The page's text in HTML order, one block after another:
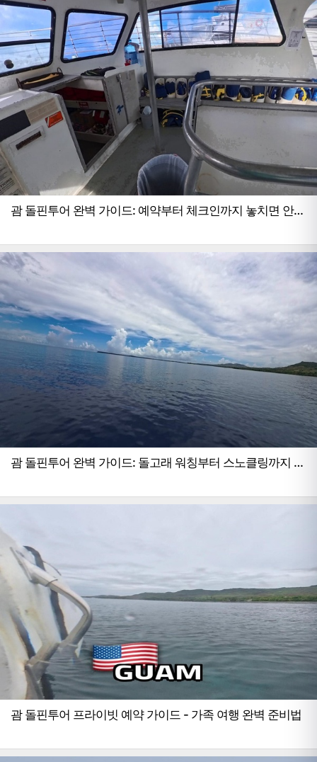
괌 돌핀투어 완벽 가이드: 예약부터 체크인까지 놓치면 안
괌 돌핀투어 완벽 가이드: 돌고래 워칭부터 스노클링까지 한
괌 돌핀투어 프라이빗 예약 가이드 - 가족 여행 완벽 준비법